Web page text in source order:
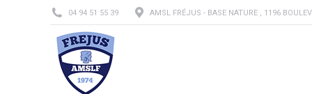
04 94 51 55 39 AMSL FRÉJUS - BASE NATURE , 1196